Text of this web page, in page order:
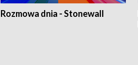
Rozmowa dnia - Stonewall